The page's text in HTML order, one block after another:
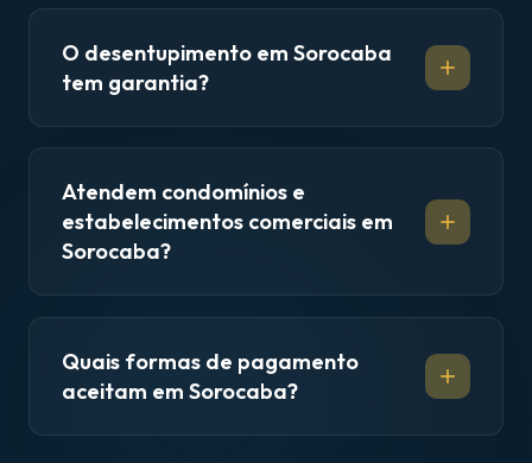
O desentupimento em Sorocaba
tem garantia?
Atendem condomínios e
estabelecimentos comerciais em
Sorocaba?
Quais formas de pagamento
aceitam em Sorocaba?